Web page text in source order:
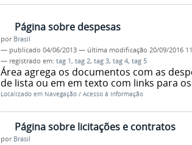
Página sobre despesas
por Brasil
— publicado 04/06/2013 — última modificação 20/09/2016
— registrado em: tag 1, tag 2, tag 3, tag 4, tag 5
Área agrega os documentos com as
de lista ou em em texto com links para
Localizado em Navegação / Acesso à Informação
Página sobre licitações e contratos
por Brasil